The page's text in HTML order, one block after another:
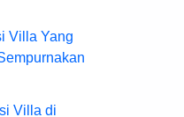
Villa Yang
Villa di